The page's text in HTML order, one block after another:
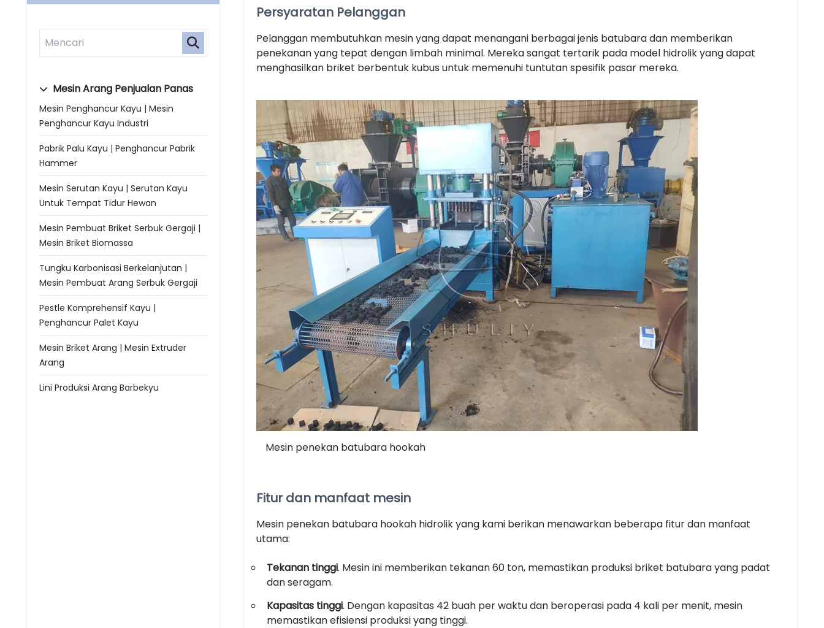
Mesin Arang Penjualan Panas
Mesin Penghancur Kayu | Mesin
Penghancur Kayu Industri
Pabrik Palu Kayu | Penghancur Pabrik
Hammer
Mesin Serutan Kayu | Serutan Kayu
Untuk Tempat Tidur Hewan
Mesin Pembuat Briket Serbuk Gergaji |
Mesin Briket Biomassa
Tungku Karbonisasi Berkelanjutan |
Mesin Pembuat Arang Serbuk Gergaji
Pestle Komprehensif Kayu |
Penghancur Palet Kayu
Mesin Briket Arang | Mesin Extruder
Arang
Lini Produksi Arang Barbekyu
Persyaratan Pelanggan
Pelanggan membutuhkan mesin yang dapat menangani berbagai jenis batubara dan memberikan
penekanan yang tepat dengan limbah minimal. Mereka sangat tertarik pada model hidrolik yang dapat
menghasilkan briket berbentuk kubus untuk memenuhi tuntutan spesifik pasar mereka.
Mesin penekan batubara hookah
Fitur dan manfaat mesin
Mesin penekan batubara hookah hidrolik yang kami berikan menawarkan beberapa fitur dan manfaat
utama:
Tekanan tinggi. Mesin ini memberikan tekanan 60 ton, memastikan produksi briket batubara yang padat
dan seragam.
Kapasitas tinggi. Dengan kapasitas 42 buah per waktu dan beroperasi pada 4 kali per menit, mesin
memastikan efisiensi produksi yang tinggi.